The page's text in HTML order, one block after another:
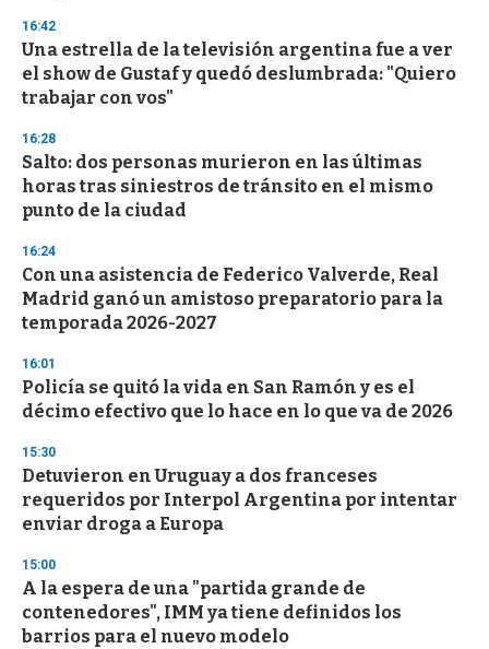
s
e
c
o
n
16:42
Una estrella de la televisión argentina fue a ver
el show de Gustaf y quedó deslumbrada: "Quiero
trabajar con vos"
16:28
Salto: dos personas murieron en las últimas
horas tras siniestros de tránsito en el mismo
punto de la ciudad
16:24
Con una asistencia de Federico Valverde, Real
Madrid ganó un amistoso preparatorio para la
temporada 2026-2027
16:01
Policía se quitó la vida en San Ramón y es el
décimo efectivo que lo hace en lo que va de 2026
15:30
Detuvieron en Uruguay a dos franceses
requeridos por Interpol Argentina por intentar
enviar droga a Europa
15:00
A la espera de una "partida grande de
contenedores", IMM ya tiene definidos los
barrios para el nuevo modelo